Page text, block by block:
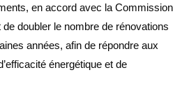
en accord avec la Commission
doubler le nombre de rénovations
années, afin de répondre aux
énergétique et de